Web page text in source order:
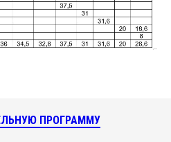
ПРОГРАММУ